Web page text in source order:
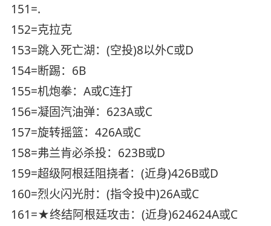
151=.
152=克拉克
153=跳入死亡湖：(空投)8以外C或D
154=断踢：6B
155=机炮拳：A或C连打
156=凝固汽油弹：623A或C
157=旋转摇篮：426A或C
158=弗兰肯必杀投：623B或D
159=超级阿根廷阻挠者：(近身)426B或D
160=烈火闪光肘：(指令投中)26A或C
161=★终结阿根廷攻击：(近身)624624A或C